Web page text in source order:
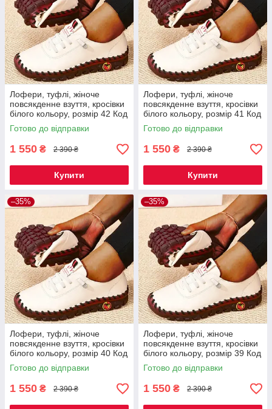
Лофери, туфлі, жіноче
повсякденне взуття, кросівки
білого кольору, розмір 42 Код
67-0014
Готово до відправки
1 550 ₴ 2 390 ₴
Купити
Лофери, туфлі, жіноче
повсякденне взуття, кросівки
білого кольору, розмір 41 Код
67-0013
Готово до відправки
1 550 ₴ 2 390 ₴
Купити
–35%
Лофери, туфлі, жіноче
повсякденне взуття, кросівки
білого кольору, розмір 40 Код
67-0012
Готово до відправки
1 550 ₴ 2 390 ₴
–35%
Лофери, туфлі, жіноче
повсякденне взуття, кросівки
білого кольору, розмір 39 Код
67-0011
Готово до відправки
1 550 ₴ 2 390 ₴